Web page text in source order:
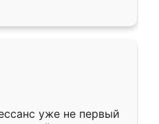
аккуратно, даже
уже не первый